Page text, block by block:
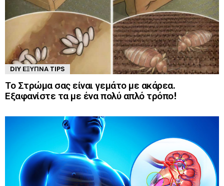
DIY ΈΞΥΠΝΑ TIPS
Το Στρώμα σας είναι γεμάτο με ακάρεα.
Εξαφανίστε τα με ένα πολύ απλό τρόπο!